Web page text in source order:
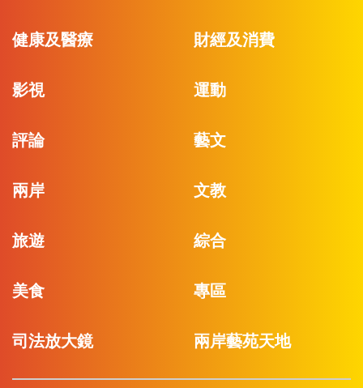
健康及醫療 財經及消費
影視 運動
評論 藝文
兩岸 文教
旅遊 綜合
美食 專區
司法放大鏡 兩岸藝苑天地